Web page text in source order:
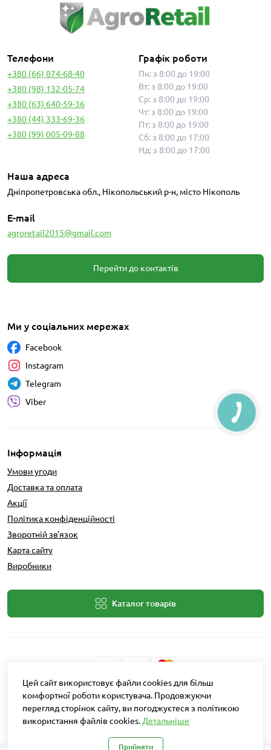
Телефони
+380 (66) 874-68-40
+380 (98) 132-05-74
+380 (63) 640-59-36
+380 (44) 333-69-36
+380 (99) 005-09-88
Графік роботи
Пн: з 8:00 до 19:00
Вт: з 8:00 до 19:00
Ср: з 8:00 до 19:00
Чт: з 8:00 до 19:00
Пт: з 8:00 до 19:00
Сб: з 8:00 до 17:00
Нд: з 8:00 до 17:00
Наша адреса
Дніпропетровська обл., Нікопольський р-н, місто Нікополь
E-mail
agroretail2015@gmail.com
Перейти до контактів
Інформація
Умови угоди
Доставка та оплата
Акції
Політика конфіденційності
Зворотній зв'язок
Карта сайту
Виробники
Каталог товарів
Ми у соціальних мережах
Facebook
Instagram
Telegram
Viber
Розробник: Intent Solutions
Агро Рітейл © 2026
Цей сайт використовує файли cookies для більш
комфортної роботи користувача. Продовжуючи
перегляд сторінок сайту, ви погоджуєтеся з політикою
використання файлів cookies. Детальніше
Прийняти